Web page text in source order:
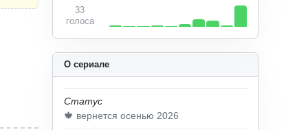
О сериале
Статус
🍁 вернется осенью 2026
33
голоса